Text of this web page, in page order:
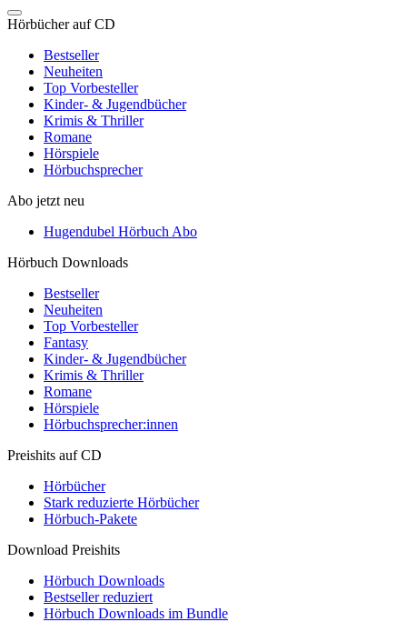
Hörbücher auf CD
Bestseller
Neuheiten
Top Vorbesteller
Kinder- & Jugendbücher
Krimis & Thriller
Romane
Hörspiele
Hörbuchsprecher
Abo jetzt neu
Hugendubel Hörbuch Abo
Hörbuch Downloads
Bestseller
Neuheiten
Top Vorbesteller
Fantasy
Kinder- & Jugendbücher
Krimis & Thriller
Romane
Hörspiele
Hörbuchsprecher:innen
Preishits auf CD
Hörbücher
Stark reduzierte Hörbücher
Hörbuch-Pakete
Download Preishits
Hörbuch Downloads
Bestseller reduziert
Hörbuch Downloads im Bundle